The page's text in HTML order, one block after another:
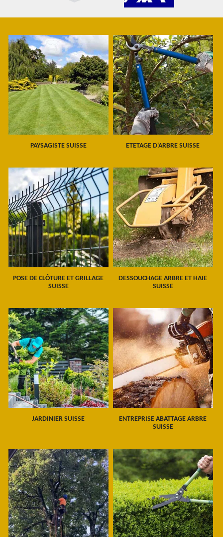
PAYSAGISTE SUISSE ETETAGE D'ARBRE SUISSE
POSE DE CLÔTURE ET GRILLAGE
SUISSE
DESSOUCHAGE ARBRE ET HAIE
SUISSE
JARDINIER SUISSE
ENTREPRISE ABATTAGE ARBRE
SUISSE